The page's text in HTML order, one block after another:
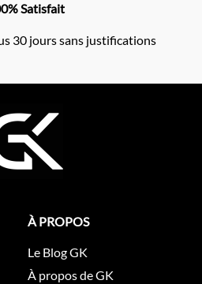
Satisfait
30 jours sans justifications
À PROPOS
Le Blog GK
À propos de GK